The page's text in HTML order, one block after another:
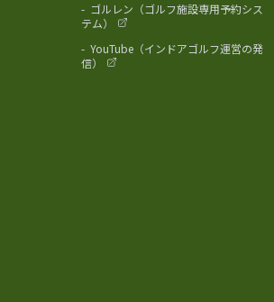
- ゴルレン（ゴルフ施設専用予約シス
テム）
- YouTube（インドアゴルフ運営の発
信）